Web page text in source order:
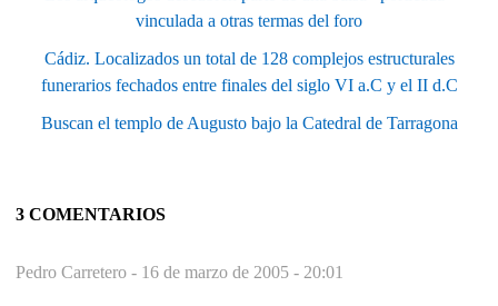
vinculada a otras termas del foro
Cádiz. Localizados un total de 128 complejos estructurales
funerarios fechados entre finales del siglo VI a.C y el II d.C
Buscan el templo de Augusto bajo la Catedral de Tarragona
3 COMENTARIOS
Pedro Carretero - 16 de marzo de 2005 - 20:01